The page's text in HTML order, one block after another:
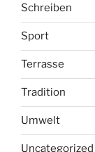
Schreiben
Sport
Terrasse
Tradition
Umwelt
Uncategorized